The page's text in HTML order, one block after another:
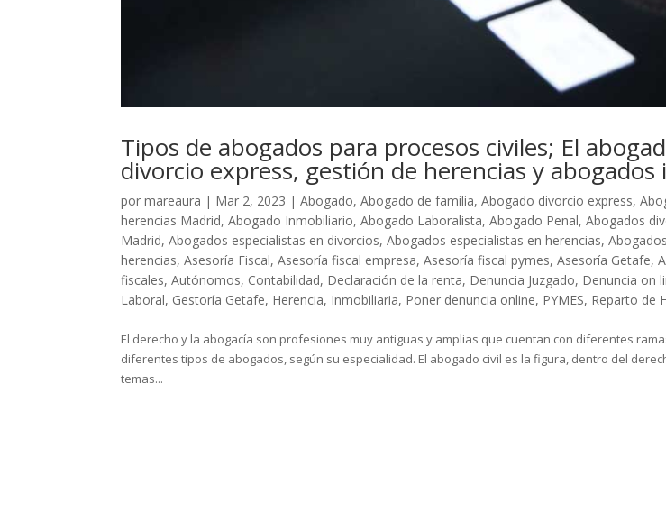
Tipos de abogados para procesos civiles; El
divorcio express, gestión de herencias y
pormareaura | Mar 2, 2023 |Abogado,Abogado de familia,Abogado divorcio express,
herencias Madrid,Abogado Inmobiliario,Abogado Laboralista,Abogado Penal,Abogados
Madrid,Abogados especialistas en divorcios,Abogados especialistas en herencias,
herencias,Asesoría Fiscal,Asesoría fiscal empresa,Asesoría fiscal pymes,Asesoría Getafe,
fiscales,Autónomos, Contabilidad, Declaración de la renta, Denuncia Juzgado, Denuncia on
Laboral, Gestoría Getafe, Herencia, Inmobiliaria, Poner denuncia online, PYMES, Reparto de
El derecho y la abogacía son profesiones muy antiguas y amplias que cuentan con diferentes
diferentes tipos de abogados, según su especialidad. El abogado civil es la figura, dentro del
temas...